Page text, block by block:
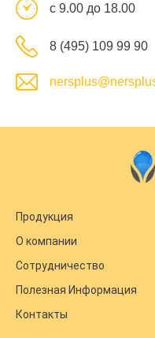
с 9.00 до 18.00
8 (495) 109 99 90
Продукция
О компании
Сотрудничество
Полезная Информация
Контакты